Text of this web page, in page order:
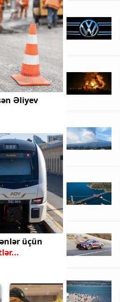
Əliyev
üçün